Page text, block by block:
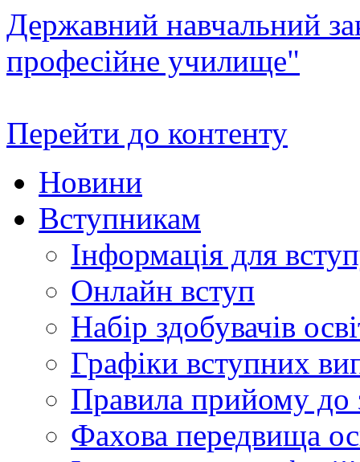
Державний навчальний
професійне училище"
Перейти до контенту
Новини
Вступникам
Інформація для
Онлайн вступ
Набір здобувачів
Графіки вступних
Правила прийому до
Фахова передвища